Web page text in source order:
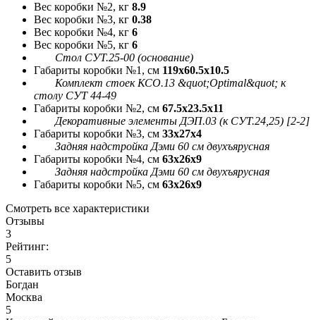
Вес коробки №2, кг 8.9
Вес коробки №3, кг 0.38
Вес коробки №4, кг 6
Вес коробки №5, кг 6
Стол СУТ.25-00 (основание)
Габариты коробки №1, см 119x60.5x10.5
Комплект стоек КСО.13 &quot;Optimal&quot; к
столу СУТ 44-49
Габариты коробки №2, см 67.5x23.5x11
Декоративные элементы ДЭП.03 (к СУТ.24,25) [2-2]
Габариты коробки №3, см 33x27x4
Задняя надстройка Дэми 60 см двухъярусная
Габариты коробки №4, см 63x26x9
Задняя надстройка Дэми 60 см двухъярусная
Габариты коробки №5, см 63x26x9
Смотреть все характеристики
Отзывы
3
Рейтинг:
5
Оставить отзыв
Богдан
Москва
5